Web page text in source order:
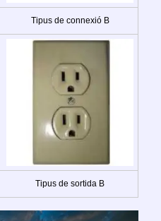
Tipus de connexió B
Tipus de sortida B